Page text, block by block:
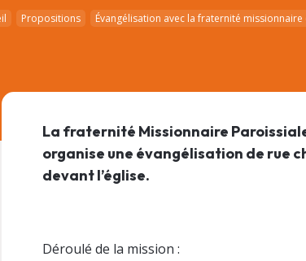
Propositions Évangélisation avec la fraternité missionnaire
La fraternité Missionnaire
organise une évangélisation de rue
devant l’église.
Déroulé de la mission :